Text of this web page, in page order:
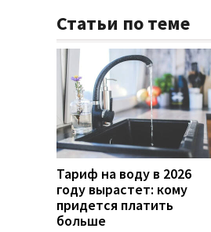
Статьи по теме
Тариф на воду в 2026
году вырастет: кому
придется платить
больше